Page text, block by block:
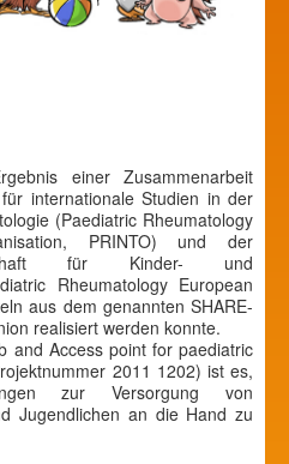
einer Zusammenarbeit
internationale Studien in der
(Paediatric Rheumatology
PRINTO) und der
für Kinder- und
Rheumatology European
aus dem genannten SHARE-
realisiert werden konnte.
and Access point for paediatric
2011 1202) ist es,
zur Versorgung von
Jugendlichen an die Hand zu